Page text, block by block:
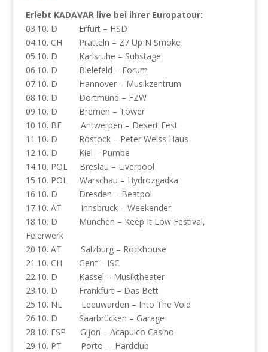
Erlebt KADAVAR live bei ihrer Europatour:
03.10. D Erfurt – HSD
04.10. CH Pratteln – Z7 Up N Smoke
05.10. D Karlsruhe – Substage
06.10. D Bielefeld – Forum
07.10. D Hannover – Musikzentrum
08.10. D Dortmund – FZW
09.10. D Bremen – Tower
10.10. BE Antwerpen – Desert Fest
11.10. D Rostock – Peter Weiss Haus
12.10. D Kiel – Pumpe
14.10. POL Breslau – Liverpool
15.10. POL Warschau – Hydrozgadka
16.10. D Dresden – Beatpol
17.10. AT Innsbruck – Weekender
18.10. D München – Keep It Low Festival,
Feierwerk
20.10. AT Salzburg – Rockhouse
21.10. CH Genf – ISC
22.10. D Kassel – Musiktheater
23.10. D Frankfurt – Das Bett
25.10. NL Leeuwarden – Into The Void
26.10. D Saarbrücken – Garage
28.10. ESP Gijon – Acapulco Casino
29.10. PT Porto – Hardclub